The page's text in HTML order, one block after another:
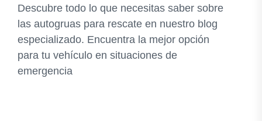
Descubre todo lo que necesitas saber sobre
las autogruas para rescate en nuestro blog
especializado. Encuentra la mejor opción
para tu vehículo en situaciones de
emergencia